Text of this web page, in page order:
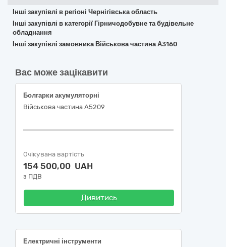
Інші закупівлі в регіоні Чернігівська область
Інші закупівлі в категорії Гірничодобувне та будівельне
обладнання
Інші закупівлі замовника Військова частина А3160
Вас може зацікавити
Болгарки акумуляторні
Військова частина А5209
Очікувана вартість
154 500,00 UAH
з ПДВ
Дивитись
Електричні інструменти